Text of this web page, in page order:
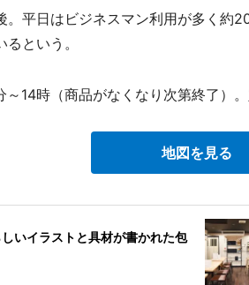
平日はビジネスマン利用が多く約
という。
14時（商品がなくなり次第終了）。
地図を見る
いイラストと具材が書かれた包